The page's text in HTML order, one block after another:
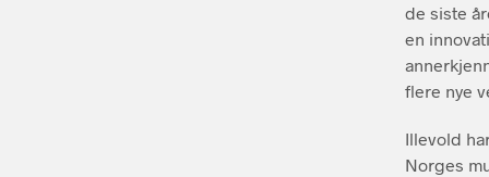
de siste
en
flere nye
Illevold
Norges